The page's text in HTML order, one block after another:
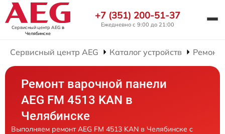
Сервисный центр AEG в
Челябинске
+7 (351) 200-51-37
Ежедневно с 9:00 до 21:00
Сервисный центр AEG Каталог устройств Ремонт
Ремонт варочной панели
AEG FM 4513 KAN в
Челябинске
Выполняем ремонт AEG FM 4513 KAN в Челябинске с